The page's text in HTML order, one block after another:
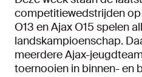
competitiewedstrijden
O13 en Ajax O15 spelen
landskampioenschap.
meerdere Ajax-
toernooien in binnen- en